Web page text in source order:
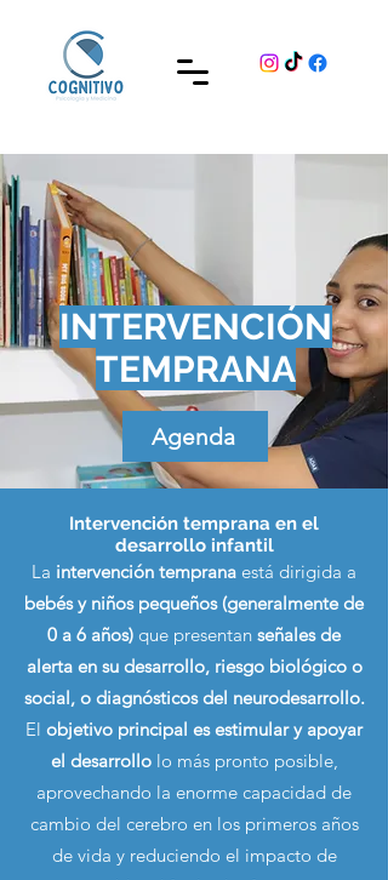
INTERVENCIÓN
TEMPRANA
Agenda
Intervención temprana en el
desarrollo infantil
La intervención temprana está dirigida a
bebés y niños pequeños (generalmente de
0 a 6 años) que presentan señales de
alerta en su desarrollo, riesgo biológico o
social, o diagnósticos del neurodesarrollo.
El objetivo principal es estimular y apoyar
el desarrollolo más pronto posible,
aprovechando la enorme capacidad de
cambio del cerebro en los primeros años
de vida y reduciendo el impacto de